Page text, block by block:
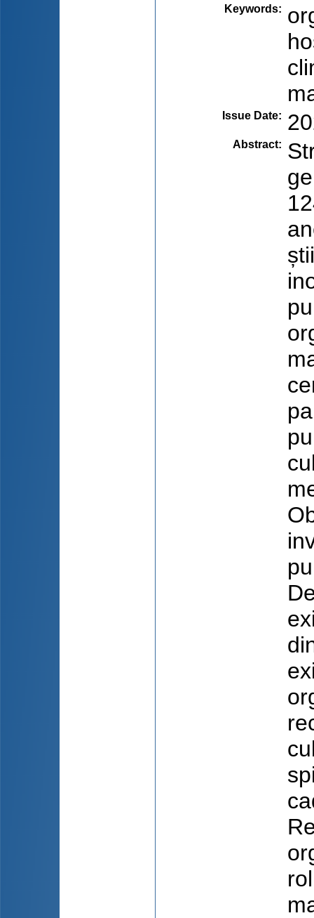
Keywords:
Issue Date:
Abstract: